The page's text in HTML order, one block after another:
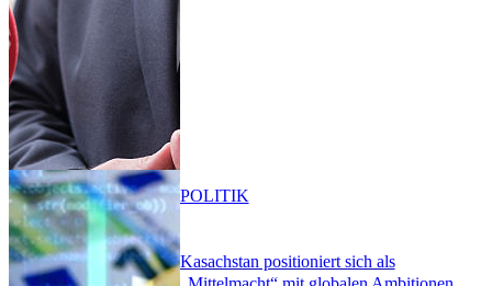
Kasachstan positioniert sich als
POLITIK